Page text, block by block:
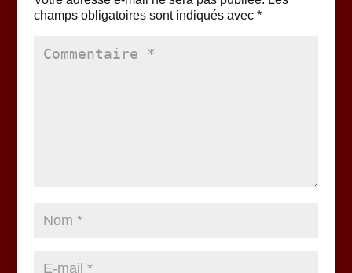
champs obligatoires sont indiqués avec *